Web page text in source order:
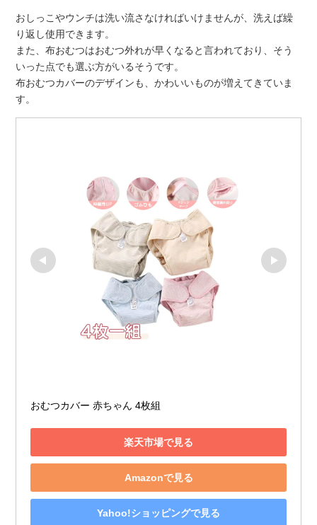
おしっこやウンチは洗い流さなければいけませんが、洗えば繰
り返し使用できます。
また、布おむつはおむつ外れが早くなると言われており、そう
いった点でも選ぶ方がいるそうです。
布おむつカバーのデザインも、かわいいものが増えてきていま
す。
おむつカバー 赤ちゃん 4枚組
楽天市場で見る
Amazonで見る
Yahoo!ショッピングで見る